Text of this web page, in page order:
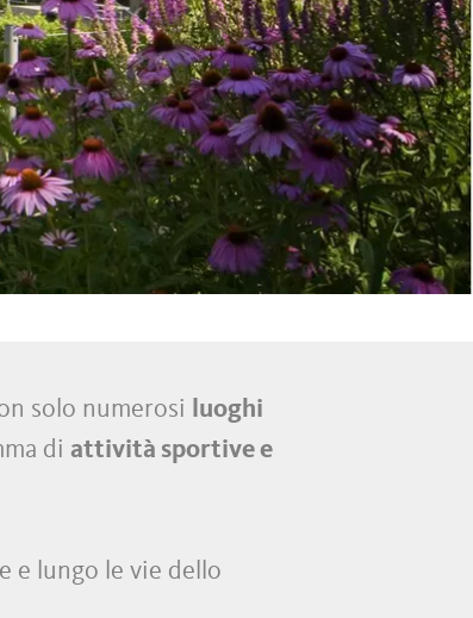
solo numerosi
luoghi
di attività sportive e
e lungo le vie dello